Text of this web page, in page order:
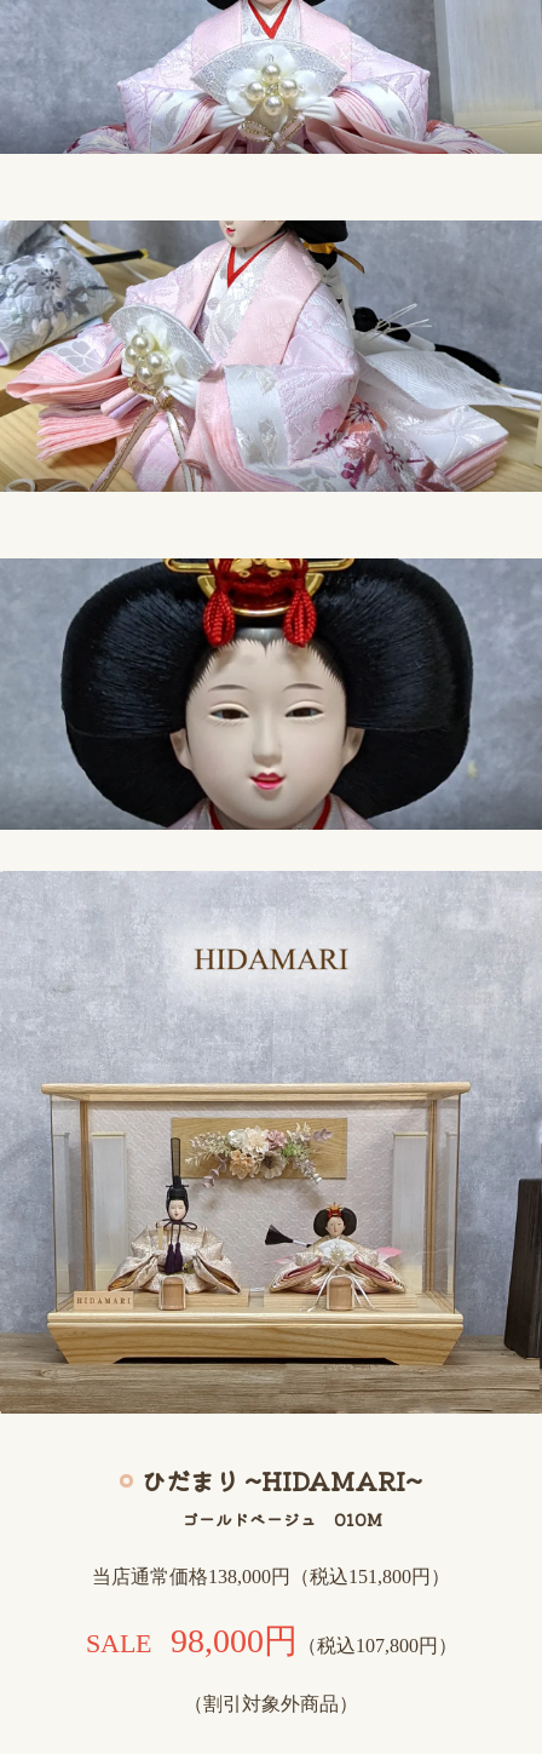
ひだまり ~HIDAMARI~
ゴールドベージュ 010M
当店通常価格138,000円（税込151,800円）
SALE 98,000円 （税込107,800円）
（割引対象外商品）